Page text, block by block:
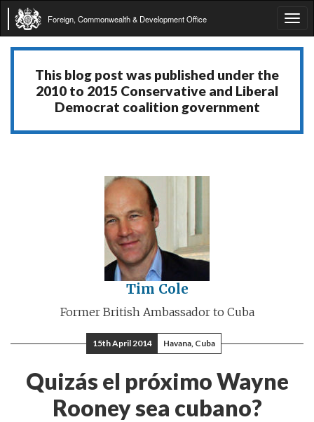
Foreign, Commonwealth & Development Office
This blog post was published under the
2010 to 2015 Conservative and Liberal
Democrat coalition government
Tim Cole
Former British Ambassador to Cuba
15th April 2014 Havana, Cuba
Quizás el próximo Wayne
Rooney sea cubano?